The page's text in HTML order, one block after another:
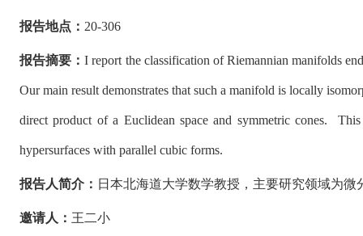
报告地点： 20-306
报告摘要：I report the classification of Riemannian manifolds
Our main result demonstrates that such a manifold is locally
direct product of a Euclidean space and symmetric cones.
hypersurfaces with parallel cubic forms.
报告人简介： 日本北海道大学数学教授，主要研究领域为
邀请人： 王二小